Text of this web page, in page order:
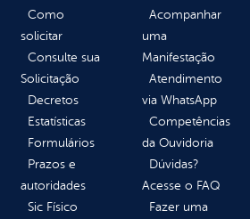
Como
solicitar
Consulte sua
Solicitação
Decretos
Estatísticas
Formulários
Prazos e
autoridades
Sic Físico
Acompanhar
uma
Manifestação
Atendimento
via WhatsApp
Competências
da Ouvidoria
Dúvidas?
Acesse o FAQ
Fazer uma